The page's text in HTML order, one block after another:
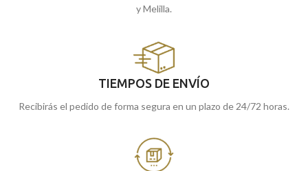
y Melilla.
TIEMPOS DE ENVÍO
Recibirás el pedido de forma segura en un plazo de 24/72 horas.